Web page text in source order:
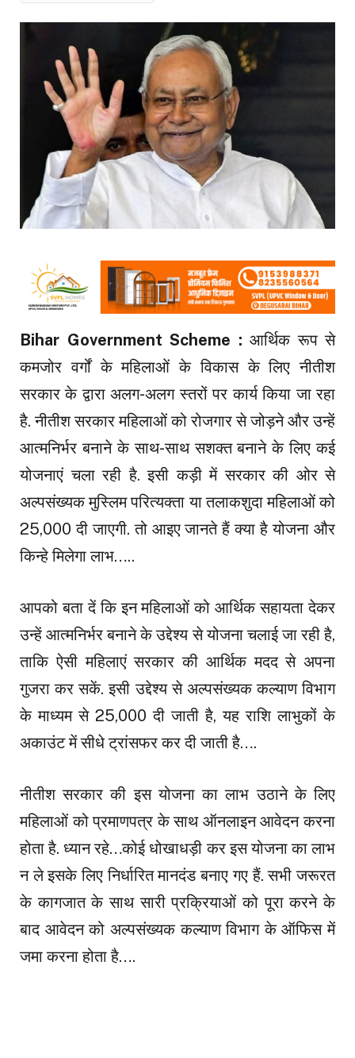
Bihar Government Scheme : आर्थिक रूप से
कमजोर वर्गों के महिलाओं के विकास के लिए नीतीश
सरकार के द्वारा अलग-अलग स्तरों पर कार्य किया जा रहा
है. नीतीश सरकार महिलाओं को रोजगार से जोड़ने और उन्हें
आत्मनिर्भर बनाने के साथ-साथ सशक्त बनाने के लिए कई
योजनाएं चला रही है. इसी कड़ी में सरकार की ओर से
अल्पसंख्यक मुस्लिम परित्यक्ता या तलाकशुदा महिलाओं को
₹25,000 दी जाएगी. तो आइए जानते हैं क्या है योजना और
किन्हे मिलेगा लाभ…..
आपको बता दें कि इन महिलाओं को आर्थिक सहायता देकर
उन्हें आत्मनिर्भर बनाने के उद्देश्य से योजना चलाई जा रही है,
ताकि ऐसी महिलाएं सरकार की आर्थिक मदद से अपना
गुजरा कर सकें. इसी उद्देश्य से अल्पसंख्यक कल्याण विभाग
के माध्यम से ₹25,000 दी जाती है, यह राशि लाभुकों के
अकाउंट में सीधे ट्रांसफर कर दी जाती है….
नीतीश सरकार की इस योजना का लाभ उठाने के लिए
महिलाओं को प्रमाणपत्र के साथ ऑनलाइन आवेदन करना
होता है. ध्यान रहे…कोई धोखाधड़ी कर इस योजना का लाभ
न ले इसके लिए निर्धारित मानदंड बनाए गए हैं. सभी जरूरत
के कागजात के साथ सारी प्रक्रियाओं को पूरा करने के
बाद आवेदन को अल्पसंख्यक कल्याण विभाग के ऑफिस में
जमा करना होता है….